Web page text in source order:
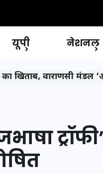
यूपी नेशनल
का खिताब, वाराणसी मंडल